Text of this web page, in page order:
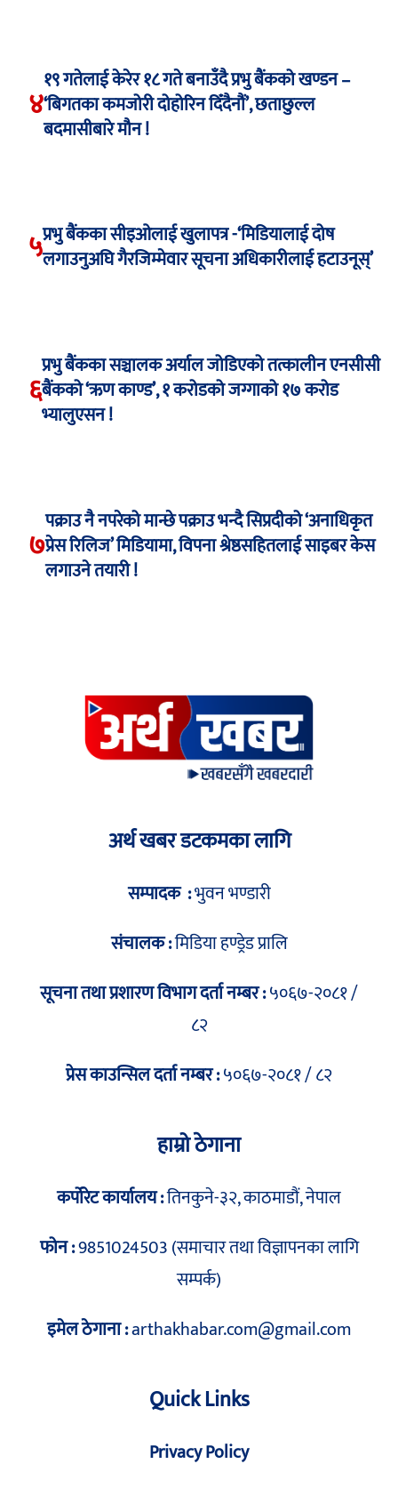
४
१९ गतेलाई केरेर १८ गते बनाउँदै प्रभु बैंकको खण्डन –
‘बिगतका कमजोरी दोहोरिन दिँदैनौं’, छताछुल्ल
बदमासीबारे मौन !
५प्रभु बैंकका सीइओलाई खुलापत्र -‘मिडियालाई दोष
लगाउनुअघि गैरजिम्मेवार सूचना अधिकारीलाई हटाउनूस्’
६
प्रभु बैंकका सञ्चालक अर्याल जोडिएको तत्कालीन एनसीसी
बैंकको ‘ऋण काण्ड’, १ करोडको जग्गाको १७ करोड
भ्यालुएसन !
७
पक्राउ नै नपरेको मान्छे पक्राउ भन्दै सिप्रदीको ‘अनाधिकृत
प्रेस रिलिज’ मिडियामा, विपना श्रेष्ठसहितलाई साइबर केस
लगाउने तयारी !
अर्थ खबर डटकमका लागि
सम्पादक :भुवन भण्डारी
संचालक :मिडिया हण्ड्रेड प्रालि
सूचना तथा प्रशारण विभाग दर्ता नम्बर :५०६७-२०८१ /
८२
प्रेस काउन्सिल दर्ता नम्बर :५०६७-२०८१ / ८२
हाम्रो ठेगाना
कर्पोरेट कार्यालय :तिनकुने-३२, काठमाडौं, नेपाल
फोन :9851024503 (समाचार तथा विज्ञापनका लागि
सम्पर्क)
इमेल ठेगाना :arthakhabar.com@gmail.com
Quick Links
Privacy Policy